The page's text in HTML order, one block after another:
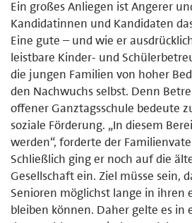
Ein großes Anliegen ist Angerer
Kandidatinnen und Kandidaten
Eine gute – und wie er
leistbare Kinder- und
die jungen Familien von hoher
den Nachwuchs selbst. Denn
offener Ganztagsschule bedeute
soziale Förderung. „In diesem
werden“, forderte der
Schließlich ging er noch auf die
Gesellschaft ein. Ziel müsse sein,
Senioren möglichst lange in ihren
bleiben können. Daher gelte es in